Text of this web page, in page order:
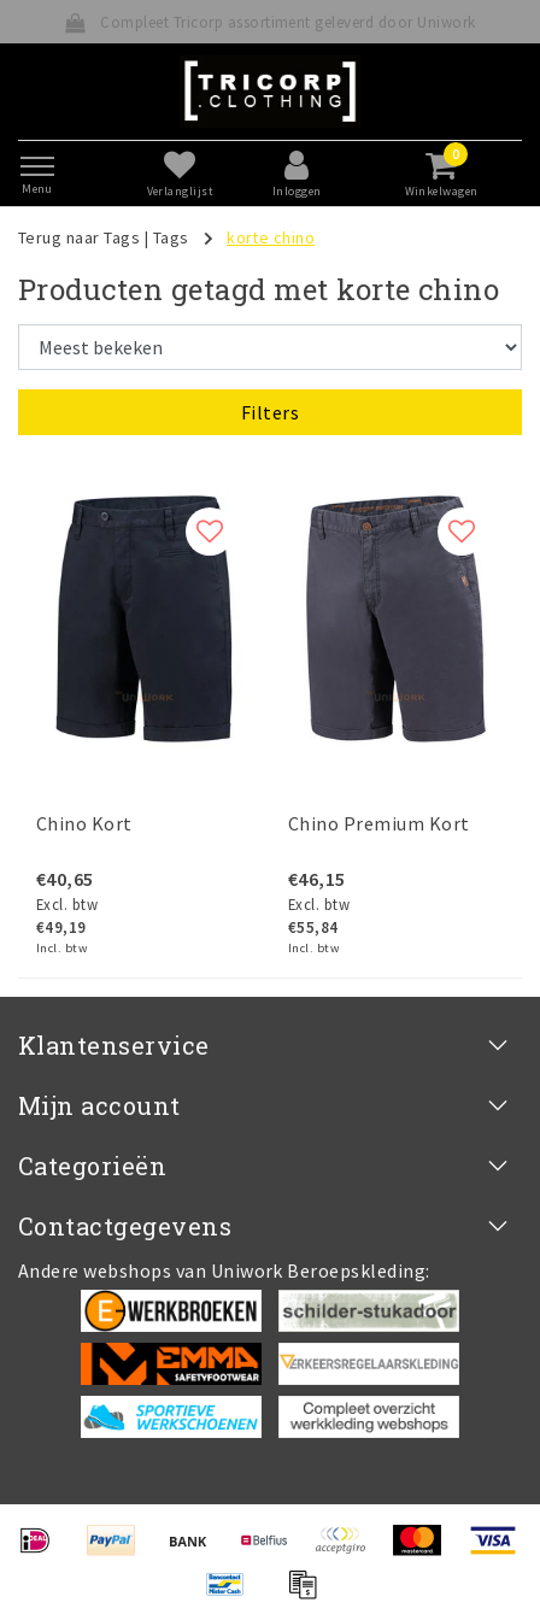
Compleet Tricorp assortiment geleverd door Uniwork
Menu Verlanglijst Inloggen
0
Winkelwagen
Terug naar Tags | Tags korte chino
Producten getagd met korte chino
Filters
Chino Kort
€40,65
Excl. btw
€49,19
Incl. btw
Chino Premium Kort
€46,15
Excl. btw
€55,84
Incl. btw
Klantenservice
Mijn account
Categorieën
Contactgegevens
Andere webshops van Uniwork Beroepskleding: